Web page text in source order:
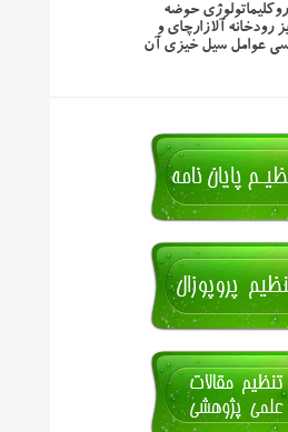
حوضه
رودخانه آلازارچای و
عوامل سیل خیزی آن